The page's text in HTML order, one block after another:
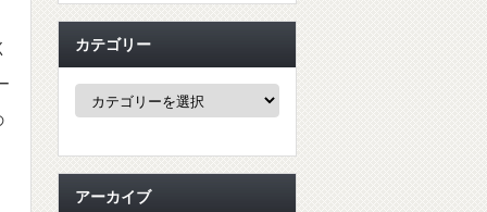
カテゴリー
カ
ー
アーカイブ